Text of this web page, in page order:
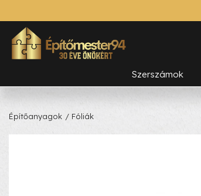
Szerszámok
Építőanyagok / Fóliák